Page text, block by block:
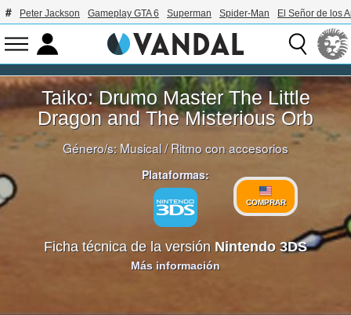
Peter Jackson Gameplay GTA 6 Superman Spider-Man El Señor de los
Taiko: Drumo Master The Little
Dragon and The Misterious Orb
Género/s: Musical/Ritmo con accesorios
Plataformas:
COMPRAR
Ficha técnica de la versión Nintendo 3DS
Más información